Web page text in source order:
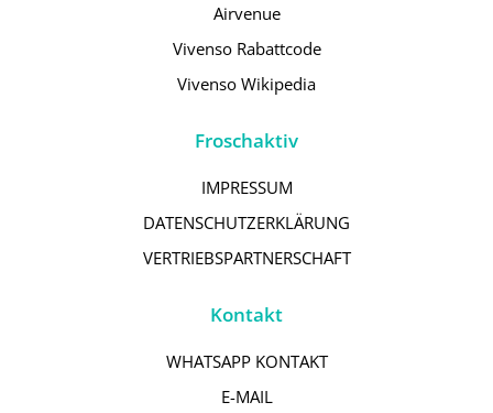
Airvenue
Vivenso Rabattcode
Vivenso Wikipedia
Froschaktiv
IMPRESSUM
DATENSCHUTZERKLÄRUNG
VERTRIEBSPARTNERSCHAFT
Kontakt
WHATSAPP KONTAKT
E-MAIL